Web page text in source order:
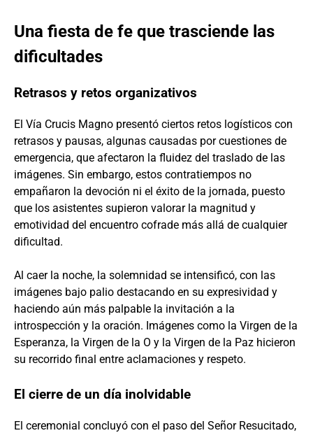
Una fiesta de fe que trasciende las
dificultades
Retrasos y retos organizativos
El Vía Crucis Magno presentó ciertos retos logísticos con
retrasos y pausas, algunas causadas por cuestiones de
emergencia, que afectaron la fluidez del traslado de las
imágenes. Sin embargo, estos contratiempos no
empañaron la devoción ni el éxito de la jornada, puesto
que los asistentes supieron valorar la magnitud y
emotividad del encuentro cofrade más allá de cualquier
dificultad.
Al caer la noche, la solemnidad se intensificó, con las
imágenes bajo palio destacando en su expresividad y
haciendo aún más palpable la invitación a la
introspección y la oración. Imágenes como la Virgen de la
Esperanza, la Virgen de la O y la Virgen de la Paz hicieron
su recorrido final entre aclamaciones y respeto.
El cierre de un día inolvidable
El ceremonial concluyó con el paso del Señor Resucitado,